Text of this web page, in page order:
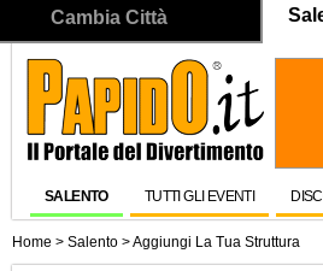
Cambia Città
SALENTO TUTTI GLI EVENTI
Home > Salento >Aggiungi La Tua Struttura